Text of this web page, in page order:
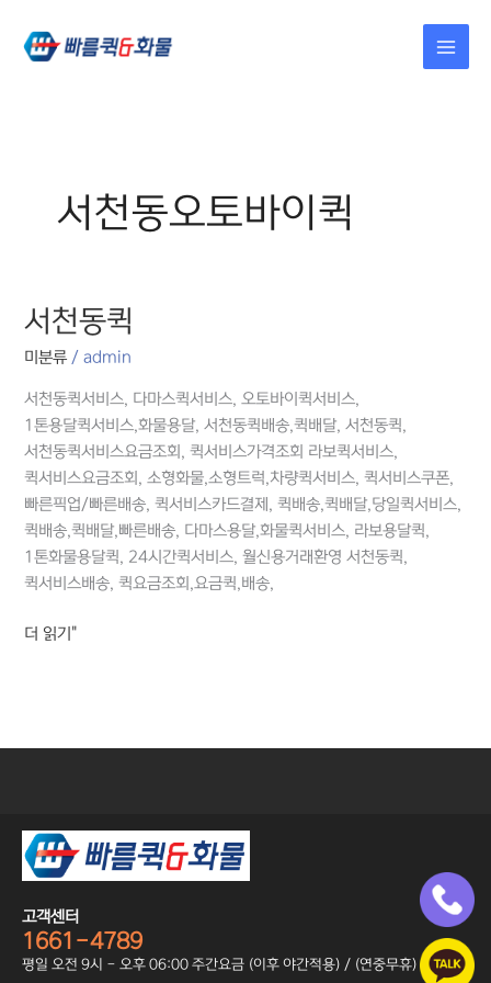
건너뛰기
서천동오토바이퀵
서천동퀵
미분류 /admin
서천동퀵서비스, 다마스퀵서비스, 오토바이퀵서비스,
1톤용달퀵서비스,화물용달, 서천동퀵배송,퀵배달, 서천동퀵,
서천동퀵서비스요금조회, 퀵서비스가격조회 라보퀵서비스,
퀵서비스요금조회, 소형화물,소형트럭,차량퀵서비스, 퀵서비스쿠폰,
빠른픽업/빠른배송, 퀵서비스카드결제, 퀵배송,퀵배달,당일퀵서비스,
퀵배송,퀵배달,빠른배송, 다마스용달,화물퀵서비스, 라보용달퀵,
1톤화물용달퀵, 24시간퀵서비스, 월신용거래환영 서천동퀵,
퀵서비스배송, 퀵요금조회,요금퀵,배송,
서천동퀵
더 읽기"
고객센터
1661-4789
평일 오전 9시 - 오후 06:00 주간요금 (이후 야간적용) / (연중무휴)